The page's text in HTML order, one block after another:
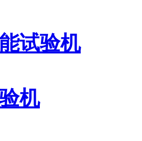
试验机
机